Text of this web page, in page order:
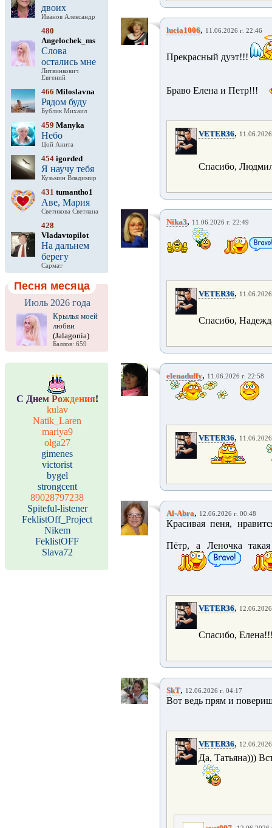
двоих
Иванов Александр
480
Angelochek_ms
Слова
остались мне
Литвинкович
Евгений
466 Miloslavna
Рядом буду
Бублик Михаил
459 Manyka
Небо
Цой Анита
454 igorded
Я научу тебя
Кузьмин Владимир
431 tumantho1
Аве, Мария
Светикова Светлана
428
Vladavtopilot
На дальнем
берегу
Сармат
Песня месяца
Июль 2026 года
Крылья моей
любви
(Jalagonia)
Баллов: 659
С Днем Рождения!
kulav
Natik_Laren
mariya9
olga27
gimenes
victorist
bygel
strongcent
89028797238
Spiteful-listener
FeklistOff_Project
Nikem
FeklistOFF
Slava72
lucia1006, 11.06.2026 г. 22:46
Прекрасный дуэт!!!
Браво Елена и Петр!!!
VETER36,
Спасибо,
Nika3, 11.06.2026 г. 22:49
VETER36,
Спасибо,
elenaduffy, 11.06.2026 г. 22:58
VETER36,
Al-Abra, 12.06.2026 г. 00:48
Красивая пеня,
Пётр, а Леночка
VETER36,
Спасибо,
SkT, 12.06.2026 г. 04:17
Вот ведь прям и
VETER36,
Да, Татьяна)))